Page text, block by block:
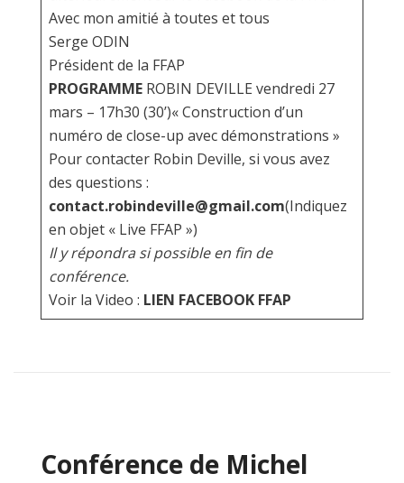
Avec mon amitié à toutes et tous
Serge ODIN
Président de la FFAP
PROGRAMME ROBIN DEVILLE vendredi 27
mars – 17h30 (30’)« Construction d’un
numéro de close-up avec démonstrations »
Pour contacter Robin Deville, si vous avez
des questions :
contact.robindeville@gmail.com(Indiquez
en objet « Live FFAP »)
Il y répondra si possible en fin de
conférence.
Voir la Video : LIEN FACEBOOK FFAP
Conférence de Michel